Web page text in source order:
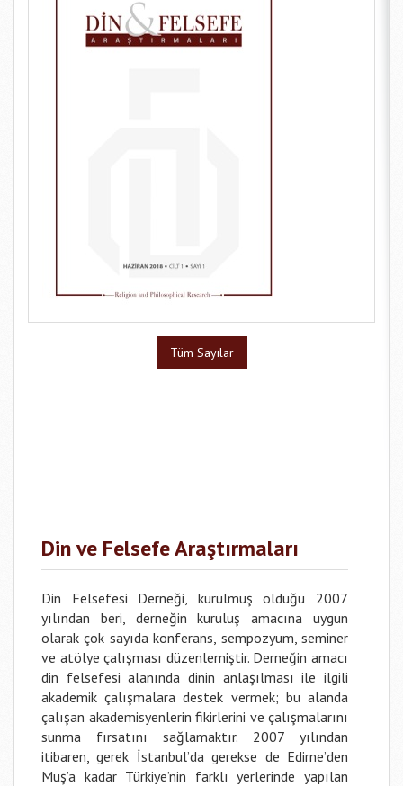
Tüm Sayılar
Din ve Felsefe Araştırmaları
Din Felsefesi Derneği, kurulmuş olduğu 2007
yılından beri, derneğin kuruluş amacına uygun
olarak çok sayıda konferans, sempozyum, seminer
ve atölye çalışması düzenlemiştir. Derneğin amacı
din felsefesi alanında dinin anlaşılması ile ilgili
akademik çalışmalara destek vermek; bu alanda
çalışan akademisyenlerin fikirlerini ve çalışmalarını
sunma fırsatını sağlamaktır. 2007 yılından
itibaren, gerek İstanbul’da gerekse de Edirne’den
Muş’a kadar Türkiye’nin farklı yerlerinde yapılan